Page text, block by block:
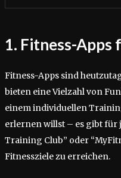
1. Fitness-Apps
Fitness-Apps sind
bieten eine Vielzahl von
einem individuellen
erlernen willst – es gibt für
Training Club” oder
Fitnessziele zu erreichen.